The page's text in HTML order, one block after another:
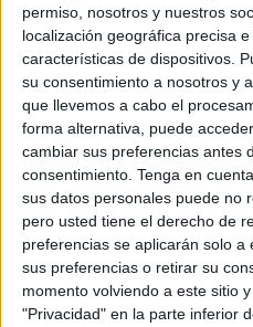
permiso, nosotros y nuestros
localización geográfica precisa
características de dispositivos.
su consentimiento a nosotros y
que llevemos a cabo el
forma alternativa, puede
cambiar sus preferencias antes
consentimiento. Tenga en
sus datos personales puede no
pero usted tiene el derecho de
preferencias se aplicarán solo
sus preferencias o retirar su
momento volviendo a este sitio
"Privacidad" en la parte inferior